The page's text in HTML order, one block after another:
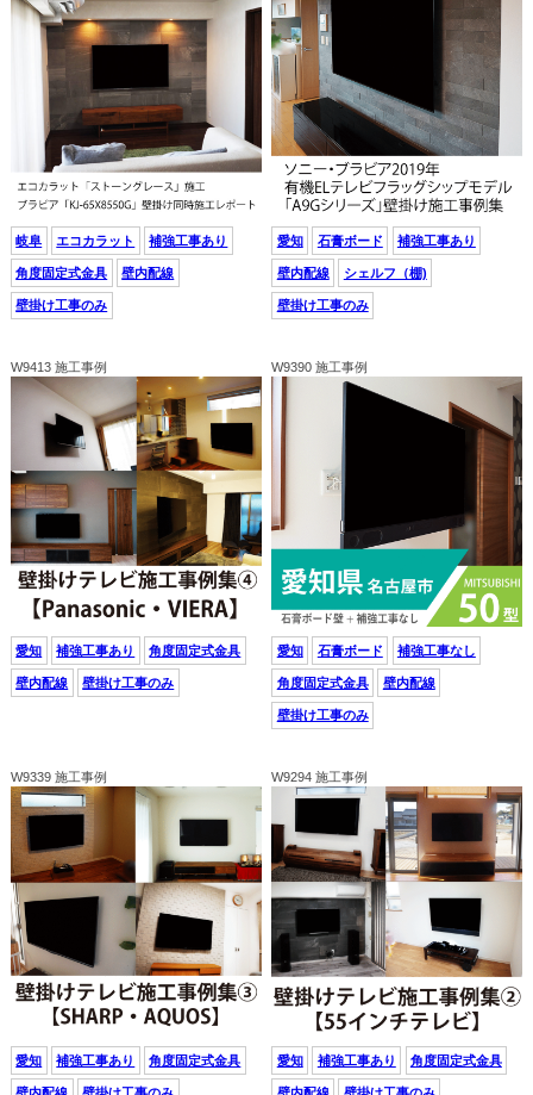
岐阜 エコカラット 補強工事あり
角度固定式金具 壁内配線
壁掛け工事のみ
愛知 石膏ボード 補強工事あり
壁内配線 シェルフ（棚)
壁掛け工事のみ
W9413 施工事例
愛知 補強工事あり 角度固定式金具
壁内配線 壁掛け工事のみ
W9390 施工事例
愛知 石膏ボード 補強工事なし
角度固定式金具 壁内配線
壁掛け工事のみ
W9339 施工事例
愛知 補強工事あり 角度固定式金具
W9294 施工事例
愛知 補強工事あり 角度固定式金具